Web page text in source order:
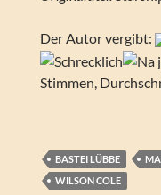
Der Autor vergibt:
Stimmen,
BASTEI LÜBBE
WILSON COLE